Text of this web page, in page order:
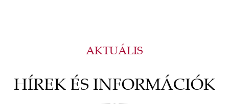
AKTUÁLIS
HÍREK ÉS INFORMÁCIÓK